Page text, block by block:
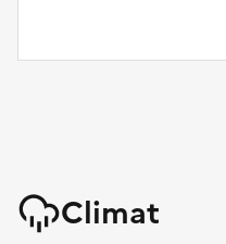
Climat